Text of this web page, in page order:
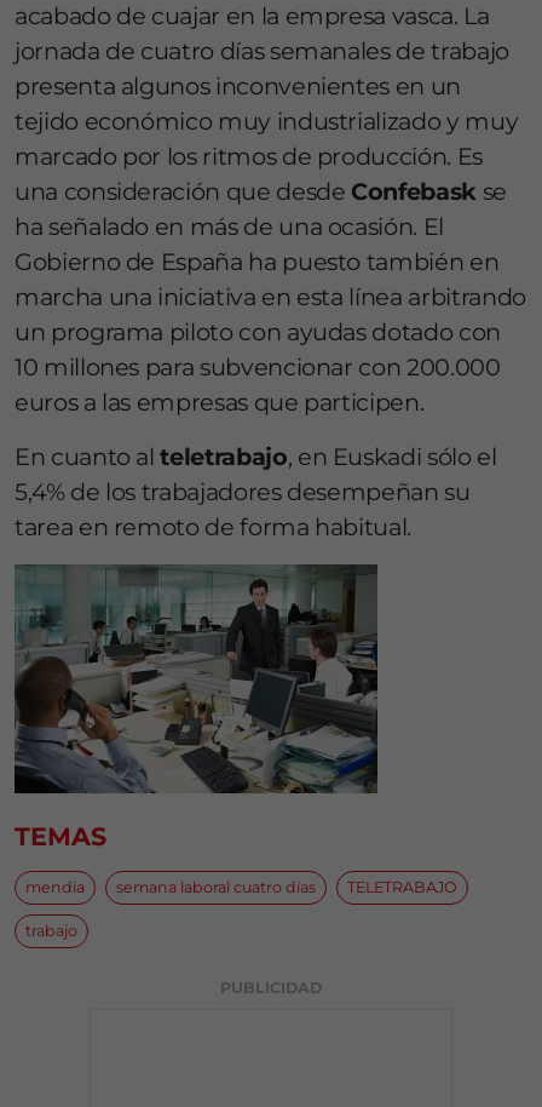
acabado de cuajar en la empresa vasca. La
jornada de cuatro días semanales de trabajo
presenta algunos inconvenientes en un
tejido económico muy industrializado y muy
marcado por los ritmos de producción. Es
una consideración que desde Confebask se
ha señalado en más de una ocasión. El
Gobierno de España ha puesto también en
marcha una iniciativa en esta línea arbitrando
un programa piloto con ayudas dotado con
10 millones para subvencionar con 200.000
euros a las empresas que participen.
En cuanto alteletrabajo, en Euskadi sólo el
5,4% de los trabajadores desempeñan su
tarea en remoto de forma habitual.
TEMAS
mendia semana laboral cuatro días TELETRABAJO
trabajo
PUBLICIDAD